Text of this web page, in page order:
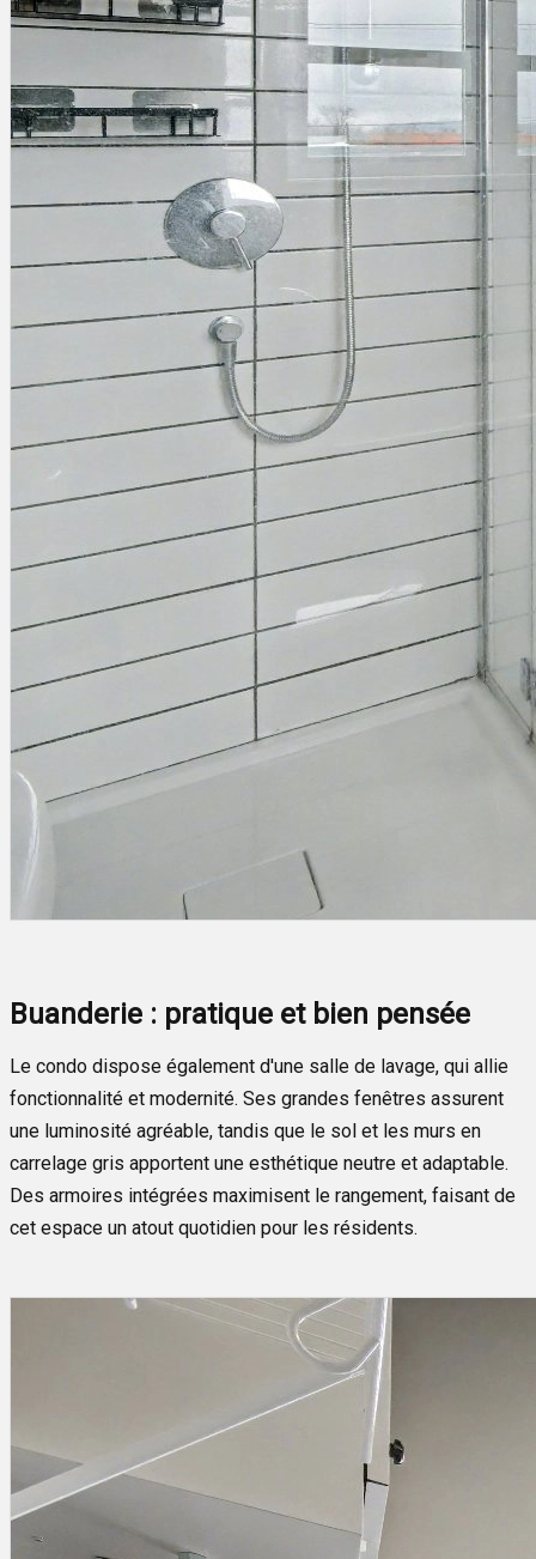
Buanderie : pratique et bien pensée
Le condo dispose également d'une salle de lavage, qui allie
fonctionnalité et modernité. Ses grandes fenêtres assurent
une luminosité agréable, tandis que le sol et les murs en
carrelage gris apportent une esthétique neutre et adaptable.
Des armoires intégrées maximisent le rangement, faisant de
cet espace un atout quotidien pour les résidents.